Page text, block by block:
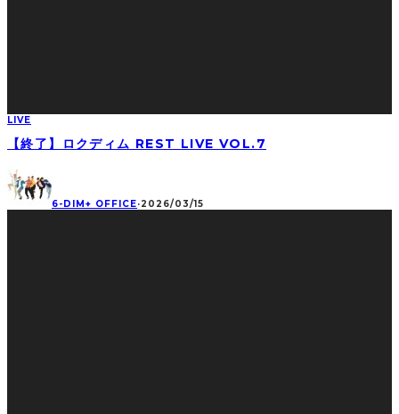
LIVE
【終了】ロクディム REST LIVE VOL.7
6-DIM+ OFFICE·2026/03/15